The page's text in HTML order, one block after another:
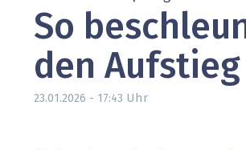
» alle News
So
den Aufstieg
23.01.2026 - 17:43 Uhr